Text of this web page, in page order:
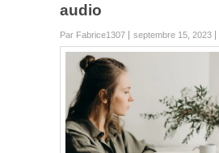
audio
Par Fabrice1307 septembre 15, 2023